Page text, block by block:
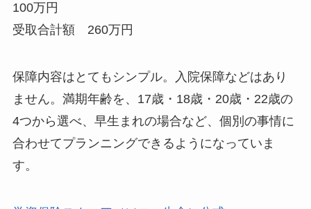
100万円
受取合計額 260万円
保障内容はとてもシンプル。入院保障などはあり
ません。満期年齢を、17歳・18歳・20歳・22歳の
4つから選べ、早生まれの場合など、個別の事情に
合わせてプランニングできるようになっていま
す。